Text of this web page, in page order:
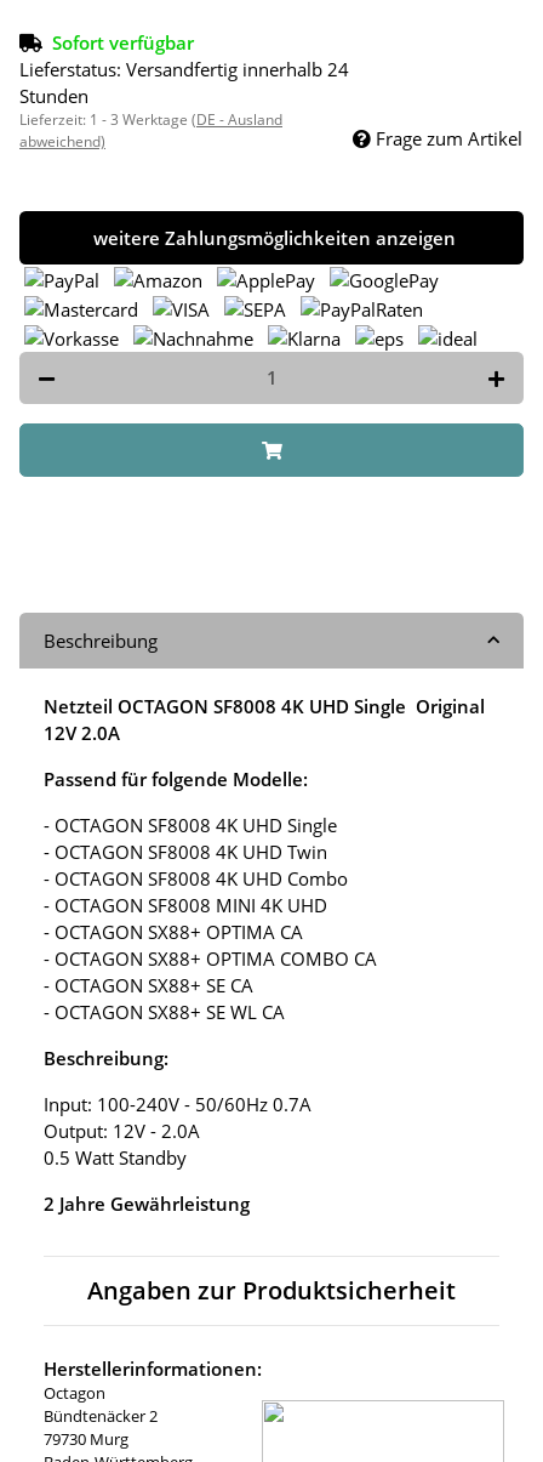
Sofort verfügbar
Lieferstatus: Versandfertig innerhalb 24
Stunden
Lieferzeit: 1 - 3 Werktage (DE - Ausland
abweichend)
Frage zum Artikel
weitere Zahlungsmöglichkeiten anzeigen
Beschreibung
Netzteil OCTAGON SF8008 4K UHD Single Original
12V 2.0A
Passend für folgende Modelle:
- OCTAGON SF8008 4K UHD Single
- OCTAGON SF8008 4K UHD Twin
- OCTAGON SF8008 4K UHD Combo
- OCTAGON SF8008 MINI 4K UHD
- OCTAGON SX88+ OPTIMA CA
- OCTAGON SX88+ OPTIMA COMBO CA
- OCTAGON SX88+ SE CA
- OCTAGON SX88+ SE WL CA
Beschreibung:
Input: 100-240V - 50/60Hz 0.7A
Output: 12V - 2.0A
0.5 Watt Standby
2 Jahre Gewährleistung
Angaben zur Produktsicherheit
Herstellerinformationen:
Octagon
Bündtenäcker 2
79730 Murg